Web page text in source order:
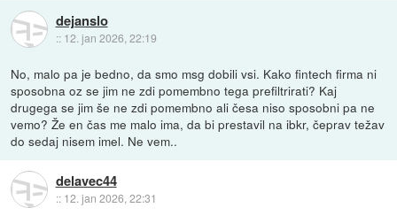
dejanslo
:: 12. jan 2026, 22:19
No, malo pa je bedno, da smo msg dobili vsi. Kako fintech firma ni
sposobna oz se jim ne zdi pomembno tega prefiltrirati? Kaj
drugega se jim še ne zdi pomembno ali česa niso sposobni pa ne
vemo? Že en čas me malo ima, da bi prestavil na ibkr, čeprav težav
do sedaj nisem imel. Ne vem..
delavec44
:: 12. jan 2026, 22:31